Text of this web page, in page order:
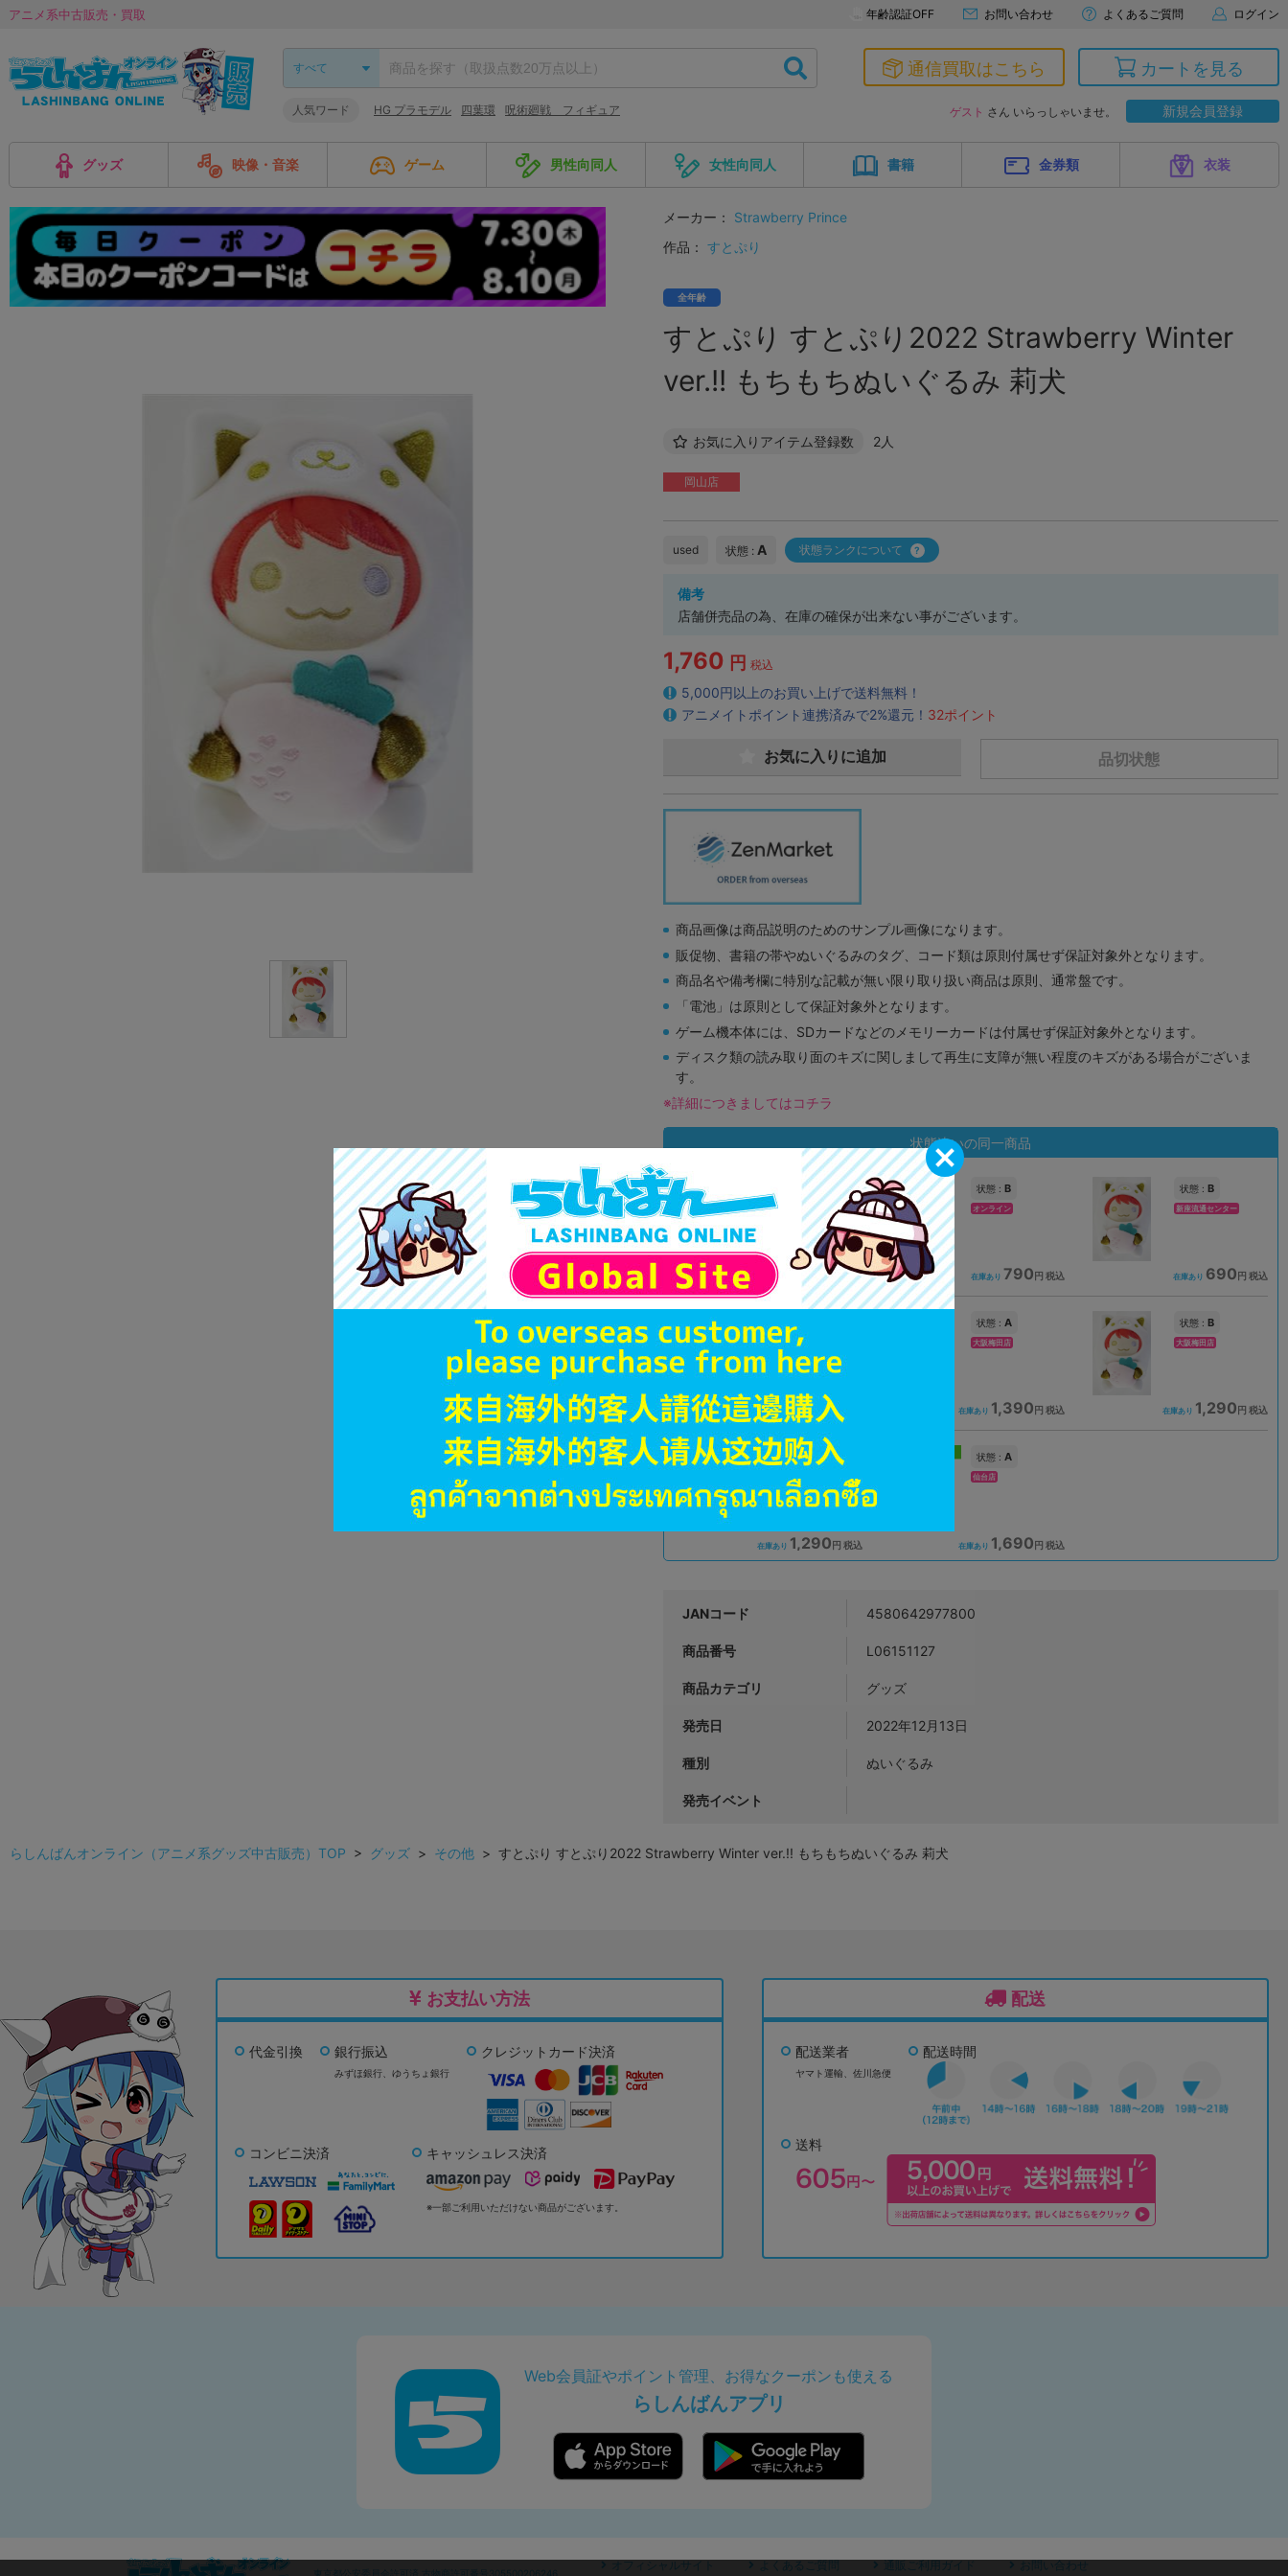
アニメ系中古販売・買取 年齢認証OFF お問い合わせ よくあるご質問 ログイン
人気ワード HG プラモデル 四葉環 呪術廻戦 フィギュア
通信買取はこちら カートを見る
ゲスト さん いらっしゃいませ。 新規会員登録
グッズ 映像・音楽 ゲーム 男性向同人 女性向同人 書籍 金券類 衣装
メーカー：
Strawberry Prince
作品： すとぷり
全年齢
すとぷり すとぷり2022 Strawberry Winter
ver.!! もちもちぬいぐるみ 莉犬
お気に入りアイテム登録数 2人
岡山店
used 状態 : A 状態ランクについて
備考
店舗併売品の為、在庫の確保が出来ない事がございます。
1,760 円 税込
5,000円以上のお買い上げで送料無料！
アニメイトポイント連携済みで2%還元！ 32ポイント
品切状態
お気に入りに追加
商品画像は商品説明のためのサンプル画像になります。
販促物、書籍の帯やぬいぐるみのタグ、コード類は原則付属せず保証対象外となります。
商品名や備考欄に特別な記載が無い限り取り扱い商品は原則、通常盤です。
「電池」は原則として保証対象外となります。
ゲーム機本体には、SDカードなどのメモリーカードは付属せず保証対象外となります。
ディスク類の読み取り面のキズに関しまして再生に支障が無い程度のキズがある場合がございま
す。
※詳細につきましてはコチラ
状態違いの同一商品
状態 :A
オンライン
在庫あり 790円 税込
状態 : B
オンライン
在庫あり 790円 税込
状態 : B
新座流通センター
在庫あり 690円 税込
新座流通センター
在庫あり 890円 税込
状態 : A
大阪梅田店
在庫あり 1,390 円 税込
状態 : B
大阪梅田店
在庫あり 1,290 円 税込
状態 :A
水戸店
在庫あり 1,290円 税込
状態 : A
仙台店
在庫あり 1,690円 税込
JANコード 4580642977800
商品番号 L06151127
商品カテゴリ グッズ
発売日 2022年12月13日
種別 ぬいぐるみ
発売イベント
らしんばんオンライン（アニメ系グッズ中古販売）TOP > グッズ > その他 > すとぷり すとぷり2022 Strawberry Winter ver.!! もちもちぬいぐるみ 莉犬
お支払い方法
代金引換 銀行振込
みずほ銀行、 ゆうちょ銀行
クレジットカード決済
コンビニ決済 キャッシュレス決済
※一部ご利用いただけない商品がございます。
配送
配送業者
ヤマト運輸、佐川急便
配送時間
送料
Web会員証やポイント管理、お得なクーポンも使える
らしんばんアプリ
東京都公安委員会許可済 古物商許可番号305500206246
オフィシャルサイト よくあるご質問 通販ご利用ガイド
お問い合わせ